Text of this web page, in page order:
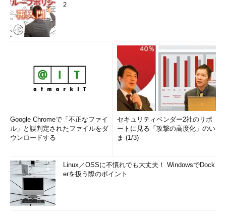
2
Google Chromeで「不正なファイ
ル」と誤判定されたファイルをダ
ウンロードする
セキュリティベンダー2社のリポ
ートに見る「攻撃の高度化」のい
ま (1/3)
Linux／OSSに不慣れでも大丈夫！ WindowsでDock
erを扱う際のポイント